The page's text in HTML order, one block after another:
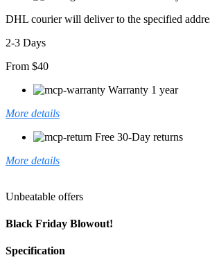
DHL courier will deliver to the specified
2-3 Days
From $40
Warranty 1 year
More details
Free 30-Day returns
More details
Unbeatable offers
Black Friday Blowout!
Specification